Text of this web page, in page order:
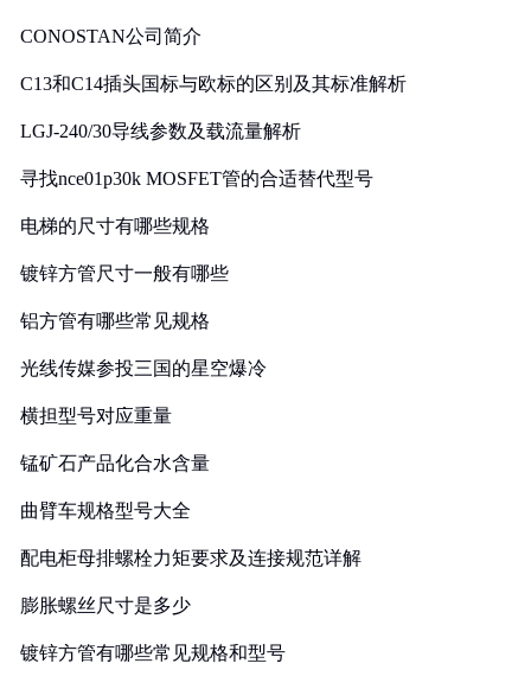
CONOSTAN公司简介
C13和C14插头国标与欧标的区别及其标准解析
LGJ-240/30导线参数及载流量解析
寻找nce01p30k MOSFET管的合适替代型号
电梯的尺寸有哪些规格
镀锌方管尺寸一般有哪些
铝方管有哪些常见规格
光线传媒参投三国的星空爆冷
横担型号对应重量
锰矿石产品化合水含量
曲臂车规格型号大全
配电柜母排螺栓力矩要求及连接规范详解
膨胀螺丝尺寸是多少
镀锌方管有哪些常见规格和型号